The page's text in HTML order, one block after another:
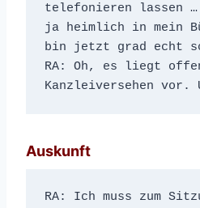
telefonieren lassen …
ja heimlich in mein
bin jetzt grad echt
RA: Oh, es liegt
Kanzleiversehen vor.
Auskunft
RA: Ich muss zum